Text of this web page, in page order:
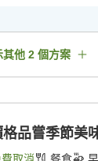
其他 2 個方案
品嘗季節美
取消 餐食